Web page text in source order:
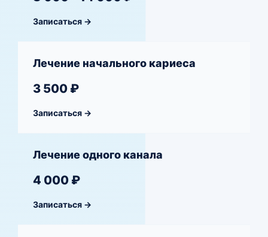
Записаться →
Лечение начального кариеса
3 500 ₽
Записаться →
Лечение одного канала
4 000 ₽
Записаться →